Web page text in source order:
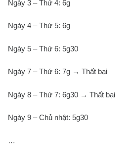
Ngày 3 – Thứ 4: 6g
Ngày 4 – Thứ 5: 6g
Ngày 5 – Thứ 6: 5g30
Ngày 7 – Thứ 6: 7g → Thất bại
Ngày 8 – Thứ 7: 6g30 → Thất bại
Ngày 9 – Chủ nhật: 5g30
…